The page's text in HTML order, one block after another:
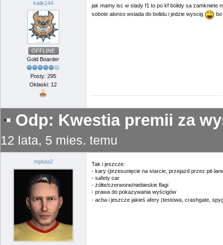
kalik144
OFFLINE
Gold Boarder
Posty: 295
Oklaski: 12
jak mamy isc w slady f1 to po kf bolidy sa zamkniete
sobote alonso wsiada do bolidu i jedzie wyscig
Odp: Kwestia premii za
12 lata, 5 mies. temu
mpluta2
Tak i jeszcze:
- kary (przesunięcie na starcie, przejazd przez pit-
- safety car
- żółte/czerwone/niebieskie flagi
- prawa do pokazywania wyścigów
- acha i jeszcze jakieś afery (testowa, crashgate,